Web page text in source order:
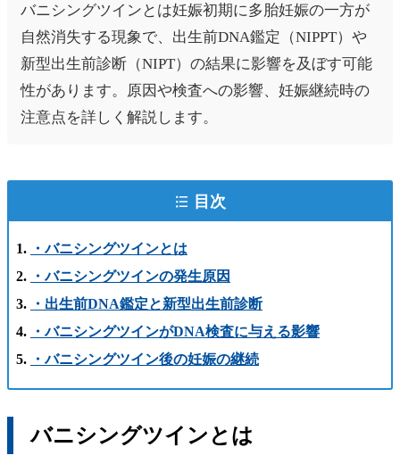
バニシングツインとは妊娠初期に多胎妊娠の一方が
自然消失する現象で、出生前DNA鑑定（NIPPT）や
新型出生前診断（NIPT）の結果に影響を及ぼす可能
性があります。原因や検査への影響、妊娠継続時の
注意点を詳しく解説します。
目次
・バニシングツインとは
・バニシングツインの発生原因
・出生前DNA鑑定と新型出生前診断
・バニシングツインがDNA検査に与える影響
・バニシングツイン後の妊娠の継続
バニシングツインとは